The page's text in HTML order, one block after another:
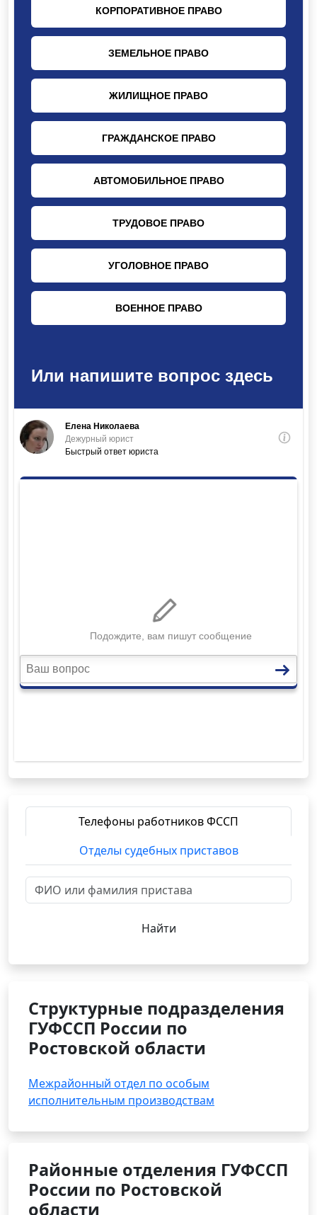
Телефоны работников ФССП
Отделы судебных приставов
Найти
Структурные подразделения
ГУФССП России по
Ростовской области
Межрайонный отдел по особым
исполнительным производствам
Районные отделения ГУФССП
России по Ростовской
области